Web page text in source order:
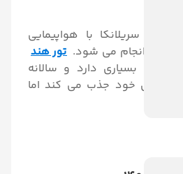
سریلانکا با هواپیمایی
دبی انجام می شود. تور هند
بسیاری دارد و سالانه
به سوی خود جذب می کند اما